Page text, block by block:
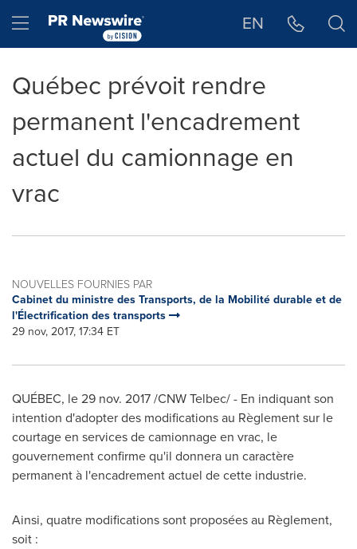
Hamburger menu EN
Québec prévoit rendre
permanent l'encadrement
actuel du camionnage en
vrac
NOUVELLES FOURNIES PAR
Cabinet du ministre des Transports, de la Mobilité durable et de
l'Électrification des transports
29 nov, 2017, 17:34 ET
QUÉBEC, le29 nov. 2017/CNW Telbec/ - En indiquant son
intention d'adopter des modifications au Règlement sur le
courtage en services de camionnage en vrac, le
gouvernement confirme qu'il donnera un caractère
permanent à l'encadrement actuel de cette industrie.
Ainsi, quatre modifications sont proposées au Règlement,
soit :